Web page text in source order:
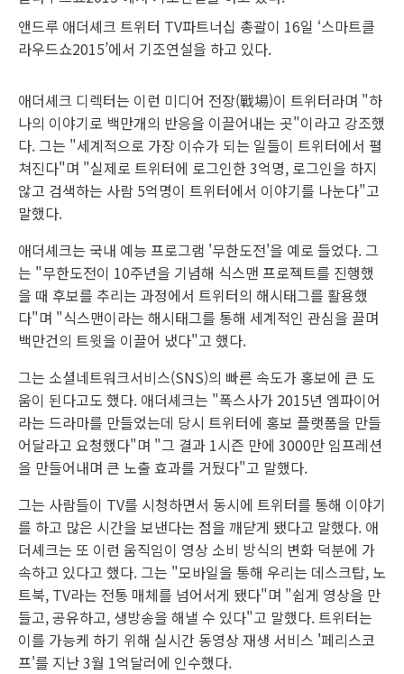
앤드루 애더셰크 트위터 TV파트너십 총괄이 16일 ‘스마트클
라우드쇼2015’에서 기조연설을 하고 있다.
애더셰크 디렉터는 이런 미디어 전장(戰場)이 트위터라며 "하
나의 이야기로 백만개의 반응을 이끌어내는 곳"이라고 강조했
다. 그는 "세계적으로 가장 이슈가 되는 일들이 트위터에서 펼
쳐진다"며 "실제로 트위터에 로그인한 3억명, 로그인을 하지
않고 검색하는 사람 5억명이 트위터에서 이야기를 나눈다"고
말했다.
애더셰크는 국내 예능 프로그램 '무한도전'을 예로 들었다. 그
는 "무한도전이 10주년을 기념해 식스맨 프로젝트를 진행했
을 때 후보를 추리는 과정에서 트위터의 해시태그를 활용했
다"며 "식스맨이라는 해시태그를 통해 세계적인 관심을 끌며
백만건의 트윗을 이끌어 냈다"고 했다.
그는 소셜네트워크서비스(SNS)의 빠른 속도가 홍보에 큰 도
움이 된다고도 했다. 애더셰크는 "폭스사가 2015년 엠파이어
라는 드라마를 만들었는데 당시 트위터에 홍보 플랫폼을 만들
어달라고 요청했다"며 "그 결과 1시즌 만에 3000만 임프레션
을 만들어내며 큰 노출 효과를 거뒀다"고 말했다.
그는 사람들이 TV를 시청하면서 동시에 트위터를 통해 이야기
를 하고 많은 시간을 보낸다는 점을 깨닫게 됐다고 말했다. 애
더셰크는 또 이런 움직임이 영상 소비 방식의 변화 덕분에 가
속하고 있다고 했다. 그는 "모바일을 통해 우리는 데스크탑, 노
트북, TV라는 전통 매체를 넘어서게 됐다"며 "쉽게 영상을 만
들고, 공유하고, 생방송을 해낼 수 있다"고 말했다. 트위터는
이를 가능케 하기 위해 실시간 동영상 재생 서비스 '페리스코
프'를 지난 3월 1억달러에 인수했다.